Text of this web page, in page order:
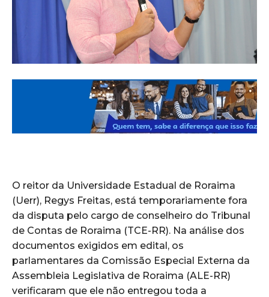
O reitor da Universidade Estadual de Roraima
(Uerr), Regys Freitas, está temporariamente fora
da disputa pelo cargo de conselheiro do Tribunal
de Contas de Roraima (TCE-RR). Na análise dos
documentos exigidos em edital, os
parlamentares da Comissão Especial Externa da
Assembleia Legislativa de Roraima (ALE-RR)
verificaram que ele não entregou toda a